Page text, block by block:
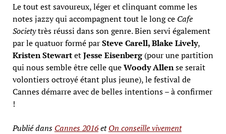
Le tout est savoureux, léger et clinquant comme les
notes jazzy qui accompagnent tout le long ce Cafe
Societytrès réussi dans son genre. Bien servi également
par le quatuor formé parSteve Carell, Blake Lively,
Kristen StewartetJesse Eisenberg(pour une partition
qui nous semble être celle queWoody Allense serait
volontiers octroyé étant plus jeune), le festival de
Cannes démarre avec de belles intentions – à confirmer
!
Publié dans Cannes 2016etOn conseille vivement